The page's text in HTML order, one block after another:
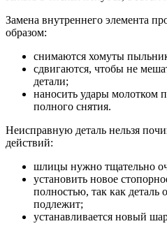
Замена внутреннего элемента
образом:
снимаются хомуты
сдвигаются, чтобы не
детали;
наносить удары молотком
полного снятия.
Неисправную деталь нельзя
действий:
шлицы нужно тщательно
установить новое
полностью, так как деталь
подлежит;
устанавливается новый